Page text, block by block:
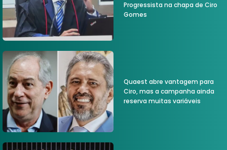
Progressista na chapa de Ciro
Gomes
Quaest abre vantagem para
Ciro, mas a campanha ainda
reserva muitas variáveis